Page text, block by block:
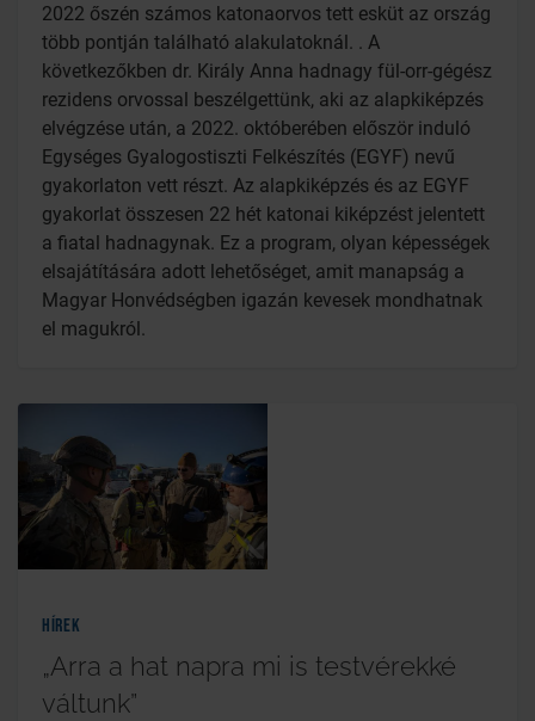
2022 őszén számos katonaorvos tett esküt az ország
több pontján található alakulatoknál. . A
következőkben dr. Király Anna hadnagy fül-orr-gégész
rezidens orvossal beszélgettünk, aki az alapkiképzés
elvégzése után, a 2022. októberében először induló
Egységes Gyalogostiszti Felkészítés (EGYF) nevű
gyakorlaton vett részt. Az alapkiképzés és az EGYF
gyakorlat összesen 22 hét katonai kiképzést jelentett
a fiatal hadnagynak. Ez a program, olyan képességek
elsajátítására adott lehetőséget, amit manapság a
Magyar Honvédségben igazán kevesek mondhatnak
el magukról.
Hírek
„Arra a hat napra mi is testvérekké
váltunk”